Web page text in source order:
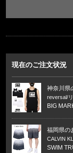
現在のご注文状況
神奈川県
reversal/
BIG
福岡県の
CALVIN
SWIM